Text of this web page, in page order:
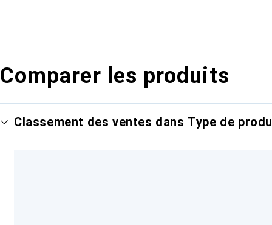
Comparer les produits
Classement des ventes dans Type de